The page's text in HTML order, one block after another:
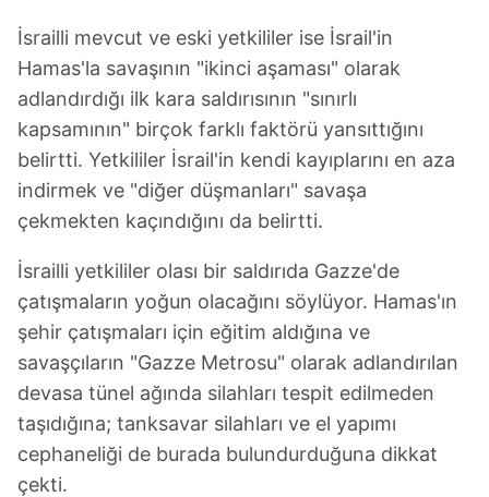
İsrailli mevcut ve eski yetkililer ise İsrail'in
Hamas'la savaşının "ikinci aşaması" olarak
adlandırdığı ilk kara saldırısının "sınırlı
kapsamının" birçok farklı faktörü yansıttığını
belirtti. Yetkililer İsrail'in kendi kayıplarını en aza
indirmek ve "diğer düşmanları" savaşa
çekmekten kaçındığını da belirtti.
İsrailli yetkililer olası bir saldırıda Gazze'de
çatışmaların yoğun olacağını söylüyor. Hamas'ın
şehir çatışmaları için eğitim aldığına ve
savaşçıların "Gazze Metrosu" olarak adlandırılan
devasa tünel ağında silahları tespit edilmeden
taşıdığına; tanksavar silahları ve el yapımı
cephaneliği de burada bulundurduğuna dikkat
çekti.